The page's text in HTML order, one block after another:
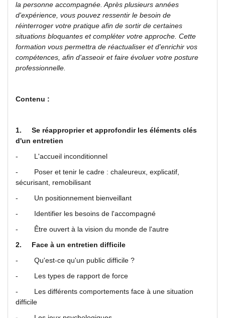
la personne accompagnée. Après plusieurs années
d'expérience, vous pouvez ressentir le besoin de
réinterroger votre pratique afin de sortir de certaines
situations bloquantes et compléter votre approche. Cette
formation vous permettra de réactualiser et d'enrichir vos
compétences, afin d'asseoir et faire évoluer votre posture
professionnelle.
Contenu :
1. Se réapproprier et approfondir les éléments clés
d'un entretien
- L'accueil inconditionnel
- Poser et tenir le cadre : chaleureux, explicatif,
sécurisant, remobilisant
- Un positionnement bienveillant
- Identifier les besoins de l'accompagné
- Être ouvert à la vision du monde de l'autre
2. Face à un entretien difficile
- Qu'est-ce qu'un public difficile ?
- Les types de rapport de force
- Les différents comportements face à une situation
difficile